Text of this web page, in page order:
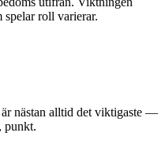
roll varierar.
nästan alltid det viktigaste —
punkt.